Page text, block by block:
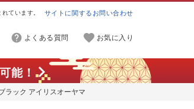
ています。 サイトに関するお問い合わせ
よくある質問 お気に入り
能！
ラック アイリスオーヤマ